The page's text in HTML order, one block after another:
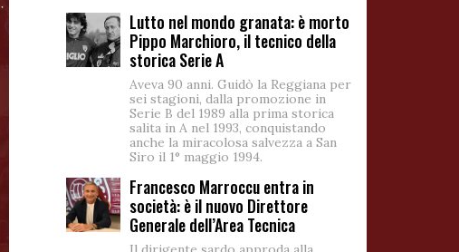
Lutto nel mondo granata: è morto
Pippo Marchioro, il tecnico della
storica Serie A
Aveva 90 anni. Guidò la Reggiana per
sei stagioni, dalla promozione in
Serie B del 1989 alla prima storica
salita in A nel 1993, conquistando
anche la miracolosa salvezza a San
Siro il 1° maggio 1994.
Francesco Marroccu entra in
società: è il nuovo Direttore
Generale dell’Area Tecnica